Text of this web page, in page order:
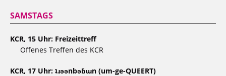
SAMSTAGS
KCR, 15 Uhr: Freizeittreff
Offenes Treffen des KCR
KCR, 17 Uhr: ʇɹǝǝnbǝƃɯn (um-ge-QUEERT)